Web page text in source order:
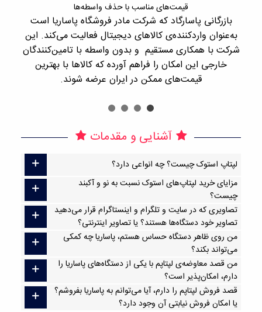
قیمت‌های مناسب با حذف واسطه‌ها
بازرگانی پاسارگاد که شرکت مادر فروشگاه پاساریا است
به‌عنوان واردکننده‌ی کالاهای دیجیتال فعالیت می‌کند. این
شرکت با همکاری مستقیم و بدون واسطه با تامین‌کنندگان
خارجی این امکان را فراهم آورده که کالاها با بهترین
قیمت‌های ممکن در ایران عرضه شوند.
آشنایی و مقدمات
لپتاپ استوک چیست؟ چه انواعی دارد؟
مزایای خرید لپتاپ‌های استوک نسبت به نو و آکبند
چیست؟
تصاویری که در سایت و تلگرام و اینستاگرام قرار می‌دهید
تصاویر خود دستگاه‌ها هستند؟ یا تصاویر اینترنتی؟
من روی ظاهر دستگاه حساس هستم، پاساریا چه کمکی
می‌تواند بکند؟
من قصد معاوضه‌ی لپتاپم با یکی از دستگاه‌های پاساریا را
دارم، امکان‌پذیر است؟
قصد فروش لپتاپم را دارم، آیا می‌توانم به پاساریا بفروشم؟
یا امکان فروش نیابتی آن وجود دارد؟